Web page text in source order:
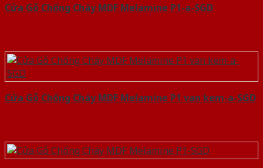
Cửa Gỗ Chống Cháy MDF Melamine P1-a-SGD
Cửa Gỗ Chống Cháy MDF Melamine P1 van kem-a-SGD